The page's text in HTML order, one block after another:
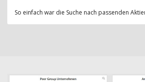
So einfach war die Suche nach passenden